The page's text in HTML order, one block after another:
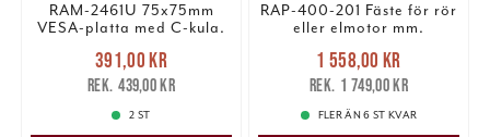
RAM-2461U 75x75mm
VESA-platta med C-kula.
Nuvarande pris
391,00 krTidigare pris
439,00 kr
391,00 kr
439,00 kr
2 ST
RAP-400-201 Fäste för rör
eller elmotor mm.
Nuvarande pris
1 558,00 krTidigare pris
1 749,00 kr
1 558,00 kr
1 749,00 kr
FLER ÄN 6 ST KVAR